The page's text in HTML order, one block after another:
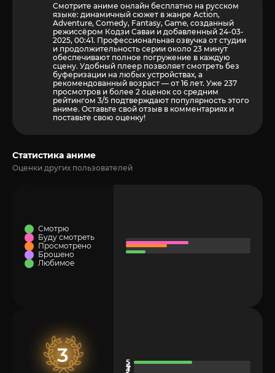
Смотрите аниме онлайн бесплатно на русском
языке: динамичный сюжет в жанре Action,
Adventure, Comedy, Fantasy, Game, созданный
режиссёром Кодзи Саваи и добавленный 24-03-
2025, 00:41. Профессиональная озвучка от студии
и продолжительность серии около 23 минут
обеспечивают полное погружение в каждую
сцену. Удобный плеер позволяет смотреть без
буферизации на любых устройствах, а
рекомендованный возраст — от 16 лет. Уже 237
просмотров и более 2 оценок со средним
рейтингом 3/5 подтверждают популярность этого
аниме. Оставьте свой отзыв в комментариях и
поставьте свою оценку!
Статистика аниме
Оценки других пользователей
Смотрю
Буду смотреть
Просмотрено
Брошено
Любимое
3